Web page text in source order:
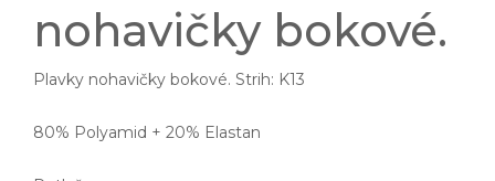
nohavičky bokové.
Plavky nohavičky bokové. Strih: K13
80% Polyamid + 20% Elastan